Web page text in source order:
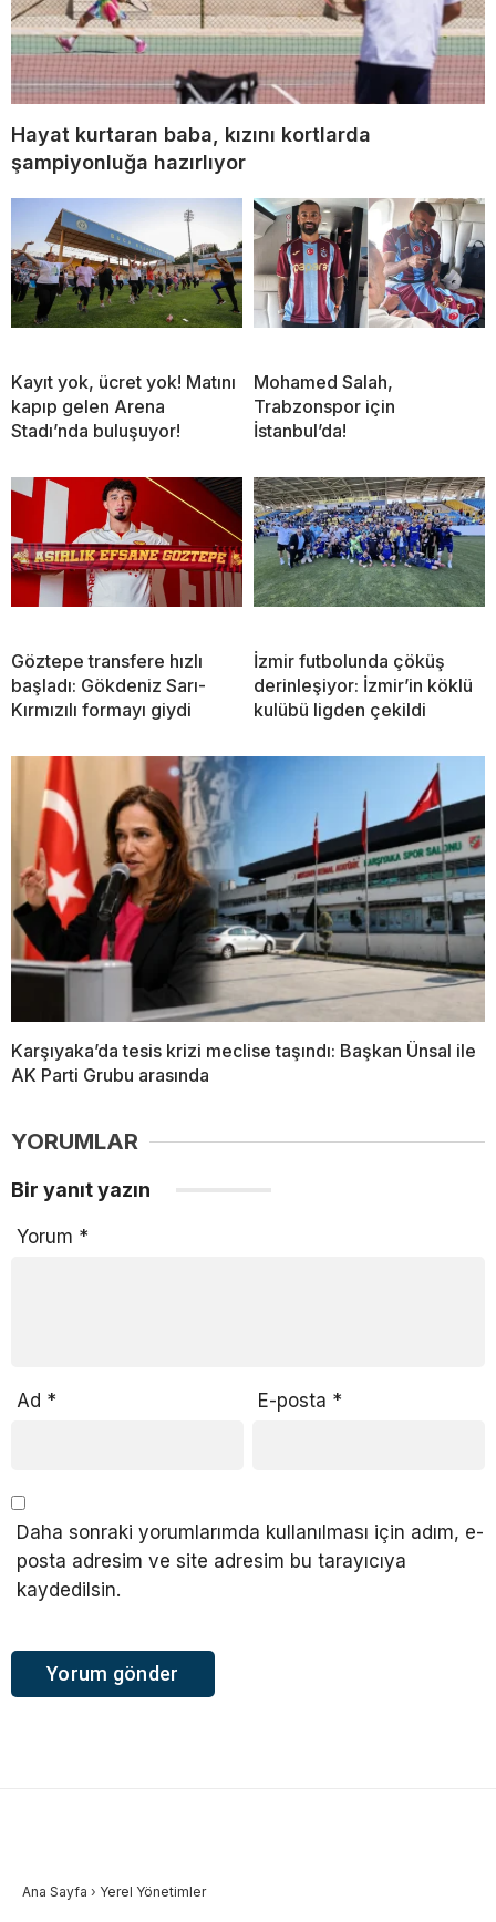
Hayat kurtaran baba, kızını kortlarda
şampiyonluğa hazırlıyor
Kayıt yok, ücret yok! Matını
kapıp gelen Arena
Stadı’nda buluşuyor!
Mohamed Salah,
Trabzonspor için
İstanbul’da!
Göztepe transfere hızlı
başladı: Gökdeniz Sarı-
Kırmızılı formayı giydi
İzmir futbolunda çöküş
derinleşiyor: İzmir’in köklü
kulübü ligden çekildi
Karşıyaka’da tesis krizi meclise taşındı: Başkan Ünsal ile
AK Parti Grubu arasında
YORUMLAR
Bir yanıt yazın
Yorum *
Ad * E-posta *
Daha sonraki yorumlarımda kullanılması için adım, e-
posta adresim ve site adresim bu tarayıcıya
kaydedilsin.
Ana Sayfa › Yerel Yönetimler